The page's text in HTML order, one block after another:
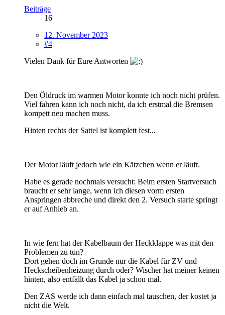
Beiträge
16
12. November 2023
#4
Vielen Dank für Eure Antworten
Den Öldruck im warmen Motor konnte ich noch nicht prüfen.
Viel fahren kann ich noch nicht, da ich erstmal die Bremsen
kompett neu machen muss.
Hinten rechts der Sattel ist komplett fest...
Der Motor läuft jedoch wie ein Kätzchen wenn er läuft.
Habe es gerade nochmals versucht: Beim ersten Startversuch
braucht er sehr lange, wenn ich diesen vorm ersten
Anspringen abbreche und direkt den 2. Versuch starte springt
er auf Anhieb an.
In wie fern hat der Kabelbaum der Heckklappe was mit den
Problemen zu tun?
Dort gehen doch im Grunde nur die Kabel für ZV und
Heckscheibenheizung durch oder? Wischer hat meiner keinen
hinten, also entfällt das Kabel ja schon mal.
Den ZAS werde ich dann einfach mal tauschen, der kostet ja
nicht die Welt.